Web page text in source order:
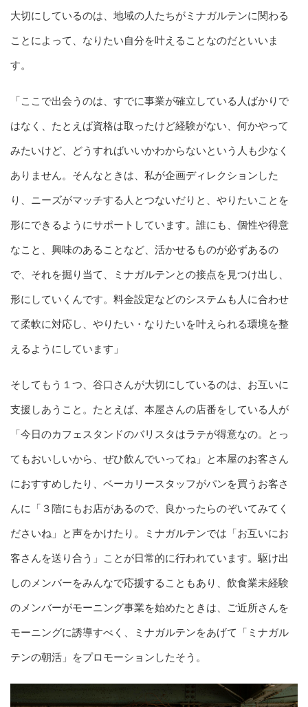
大切にしているのは、地域の人たちがミナガルテンに関わる
ことによって、なりたい自分を叶えることなのだといいま
す。
「ここで出会うのは、すでに事業が確立している人ばかりで
はなく、たとえば資格は取ったけど経験がない、何かやって
みたいけど、どうすればいいかわからないという人も少なく
ありません。そんなときは、私が企画ディレクションした
り、ニーズがマッチする人とつないだりと、やりたいことを
形にできるようにサポートしています。誰にも、個性や得意
なこと、興味のあることなど、活かせるものが必ずあるの
で、それを掘り当て、ミナガルテンとの接点を見つけ出し、
形にしていくんです。料金設定などのシステムも人に合わせ
て柔軟に対応し、やりたい・なりたいを叶えられる環境を整
えるようにしています」
そしてもう１つ、谷口さんが大切にしているのは、お互いに
支援しあうこと。たとえば、本屋さんの店番をしている人が
「今日のカフェスタンドのバリスタはラテが得意なの。とっ
てもおいしいから、ぜひ飲んでいってね」と本屋のお客さん
におすすめしたり、ベーカリースタッフがパンを買うお客さ
んに「３階にもお店があるので、良かったらのぞいてみてく
ださいね」と声をかけたり。ミナガルテンでは「お互いにお
客さんを送り合う」ことが日常的に行われています。駆け出
しのメンバーをみんなで応援することもあり、飲食業未経験
のメンバーがモーニング事業を始めたときは、ご近所さんを
モーニングに誘導すべく、ミナガルテンをあげて「ミナガル
テンの朝活」をプロモーションしたそう。